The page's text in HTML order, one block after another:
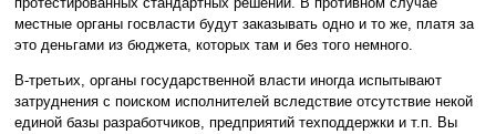
местные органы госвласти будут заказывать одно и то же, платя за
это деньгами из бюджета, которых там и без того немного.
В-третьих, органы государственной власти иногда испытывают
затруднения с поиском исполнителей вследствие отсутствие некой
единой базы разработчиков, предприятий техподдержки и т.п. Вы